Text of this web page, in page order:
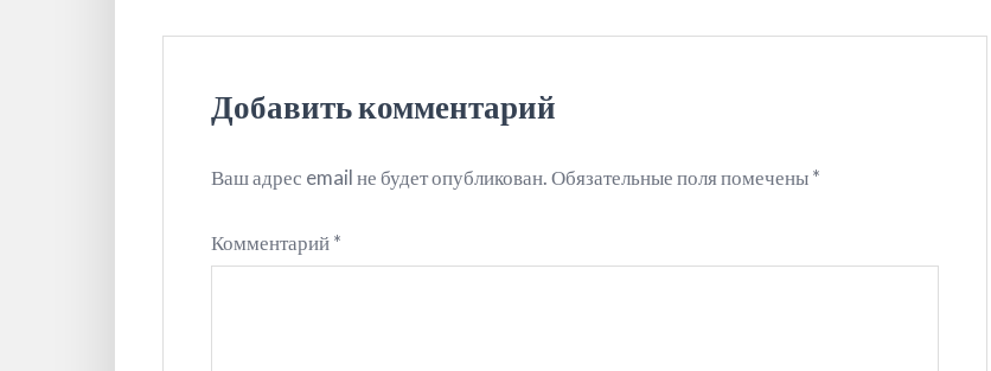
Добавить комментарий
Ваш адрес email не будет опубликован.Обязательные поля помечены*
Комментарий*